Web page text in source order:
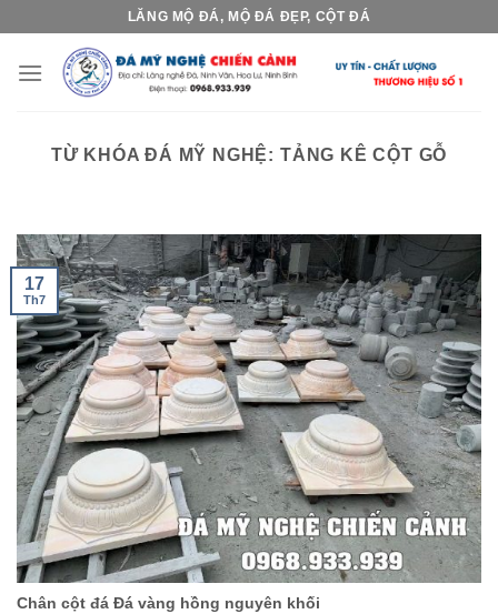
content
LĂNG MỘ ĐÁ, MỘ ĐÁ ĐẸP, CỘT ĐÁ
TỪ KHÓA ĐÁ MỸ NGHỆ: TẢNG KÊ CỘT GỖ
Chân cột đá Đá vàng hồng nguyên khối
17
Th7